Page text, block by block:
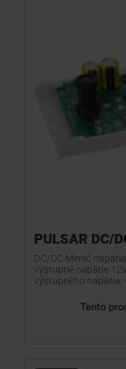
PULSAR DC/
DC/DC Menič
výstupné napätie
výstupného napätia:
Tento